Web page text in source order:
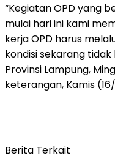
“Kegiatan OPD yang
mulai hari ini kami
kerja OPD harus
kondisi sekarang tidak
Provinsi Lampung,
keterangan, Kamis
Berita Terkait